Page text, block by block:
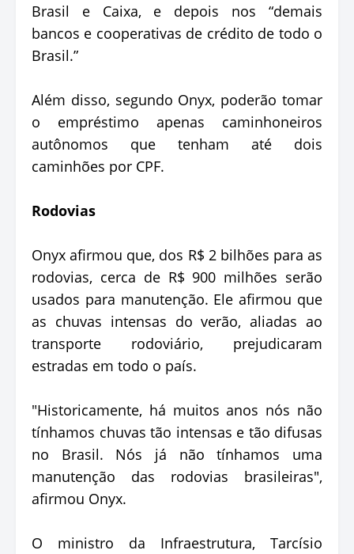
Brasil e Caixa, e depois nos “demais
bancos e cooperativas de crédito de todo o
Brasil.”
Além disso, segundo Onyx, poderão tomar
o empréstimo apenas caminhoneiros
autônomos que tenham até dois
caminhões por CPF.
Rodovias
Onyx afirmou que, dos R$ 2 bilhões para as
rodovias, cerca de R$ 900 milhões serão
usados para manutenção. Ele afirmou que
as chuvas intensas do verão, aliadas ao
transporte rodoviário, prejudicaram
estradas em todo o país.
"Historicamente, há muitos anos nós não
tínhamos chuvas tão intensas e tão difusas
no Brasil. Nós já não tínhamos uma
manutenção das rodovias brasileiras",
afirmou Onyx.
O ministro da Infraestrutura, Tarcísio